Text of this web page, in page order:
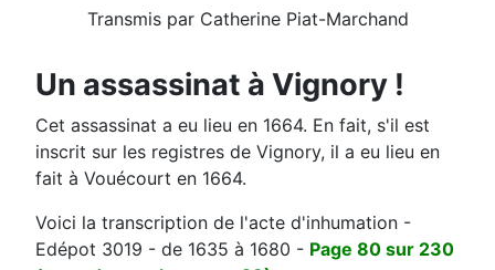
Transmis par Catherine Piat-Marchand
Un assassinat à Vignory !
Cet assassinat a eu lieu en 1664. En fait, s'il est
inscrit sur les registres de Vignory, il a eu lieu en
fait à Vouécourt en 1664.
Voici la transcription de l'acte d'inhumation -
Edépot 3019 - de 1635 à 1680 - Page 80 sur 230